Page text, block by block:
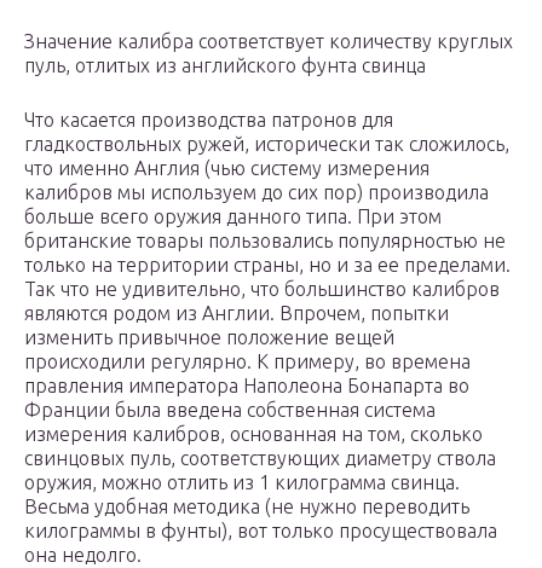
Значение калибра соответствует количеству круглых
пуль, отлитых из английского фунта свинца
Что касается производства патронов для
гладкоствольных ружей, исторически так сложилось,
что именно Англия (чью систему измерения
калибров мы используем до сих пор) производила
больше всего оружия данного типа. При этом
британские товары пользовались популярностью не
только на территории страны, но и за ее пределами.
Так что не удивительно, что большинство калибров
являются родом из Англии. Впрочем, попытки
изменить привычное положение вещей
происходили регулярно. К примеру, во времена
правления императора Наполеона Бонапарта во
Франции была введена собственная система
измерения калибров, основанная на том, сколько
свинцовых пуль, соответствующих диаметру ствола
оружия, можно отлить из 1 килограмма свинца.
Весьма удобная методика (не нужно переводить
килограммы в фунты), вот только просуществовала
она недолго.